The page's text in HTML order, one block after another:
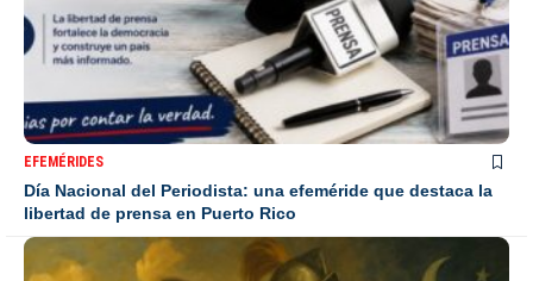
EFEMÉRIDES
Día Nacional del Periodista: una efeméride que destaca la
libertad de prensa en Puerto Rico